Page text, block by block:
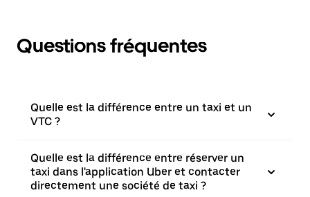
Questions fréquentes
Quelle est la différence entre un taxi et un
VTC ?
Quelle est la différence entre réserver un
taxi dans l'application Uber et contacter
directement une société de taxi ?